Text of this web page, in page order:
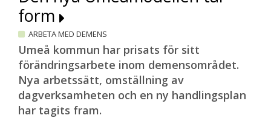
form
ARBETA MED DEMENS
Umeå kommun har prisats för sitt
förändringsarbete inom demensområdet.
Nya arbetssätt, omställning av
dagverksamheten och en ny handlingsplan
har tagits fram.